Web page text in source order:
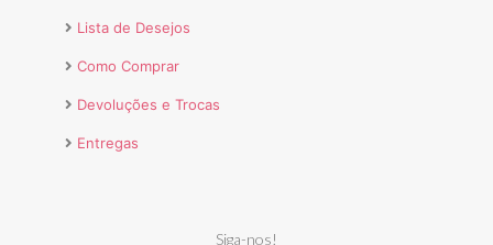
Lista de Desejos
Como Comprar
Devoluções e Trocas
Entregas
Siga-nos!